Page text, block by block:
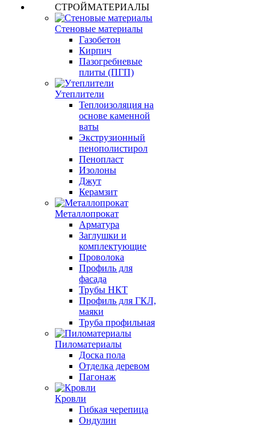
СТРОЙМАТЕРИАЛЫ
Стеновые материалы
Газобетон
Кирпич
Пазогребневые
плиты (ПГП)
Утеплители
Теплоизоляция на
основе каменной
ваты
Экструзионный
пенополистирол
Пенопласт
Изолоны
Джут
Керамзит
Металлопрокат
Арматура
Заглушки и
комплектующие
Проволока
Профиль для
фасада
Трубы НКТ
Профиль для ГКЛ,
маяки
Труба профильная
Пиломатериалы
Доска пола
Отделка деревом
Пагонаж
Кровли
Гибкая черепица
Ондулин